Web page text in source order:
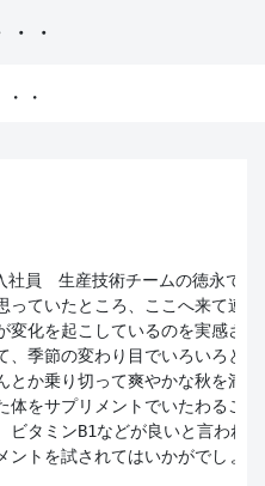
・
・
員　生産技術チームの徳永です
っていたところ、ここへ来て連
変化を起こしているのを実感さ
、季節の変わり目でいろいろと
とか乗り切って爽やかな秋を満
体をサプリメントでいたわるこ
ビタミンB1などが良いと言われ
ントを試されてはいかがでしょ